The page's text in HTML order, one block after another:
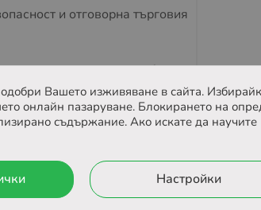
и отговорна търговия
на деца и домашни любимци
магазин от
Вашето изживяване в сайта.
онлайн пазаруване. Блокирането на
съдържание. Ако искате да
Настройки